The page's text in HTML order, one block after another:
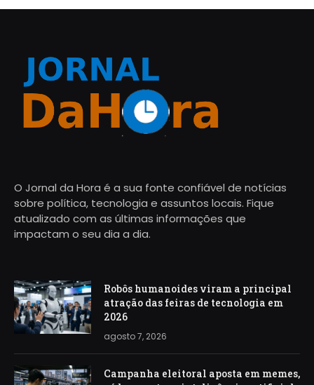
O Jornal da Hora é a sua fonte confiável de notícias
sobre política, tecnologia e assuntos locais. Fique
atualizado com as últimas informações que
impactam o seu dia a dia.
Robôs humanoides viram a principal
atração das feiras de tecnologia em
2026
agosto 7, 2026
Campanha eleitoral aposta em memes,